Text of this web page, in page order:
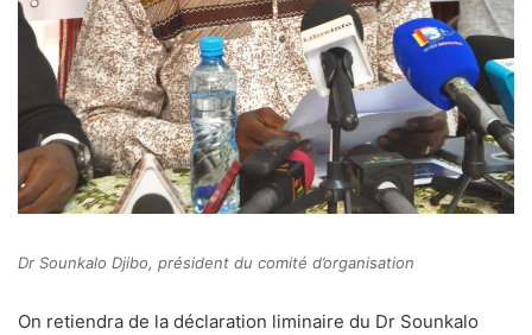
Dr Sounkalo Djibo, président du comité d’organisation
On retiendra de la déclaration liminaire du Dr Sounkalo